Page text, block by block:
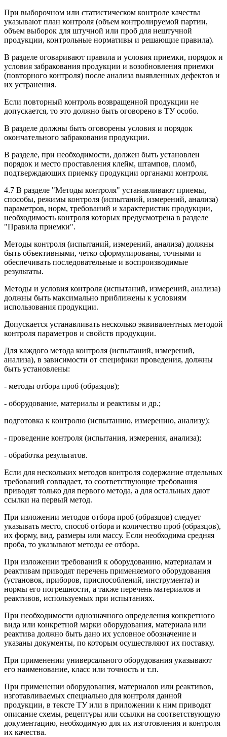
При выборочном или статистическом контроле качества
указывают план контроля (объем контролируемой партии,
объем выборок для штучной или проб для нештучной
продукции, контрольные нормативы и решающие правила).
В разделе оговаривают правила и условия приемки, порядок и
условия забракования продукции и возобновления приемки
(повторного контроля) после анализа выявленных дефектов и
их устранения.
Если повторный контроль возвращенной продукции не
допускается, то это должно быть оговорено в ТУ особо.
В разделе должны быть оговорены условия и порядок
окончательного забракования продукции.
В разделе, при необходимости, должен быть установлен
порядок и место проставления клейм, штампов, пломб,
подтверждающих приемку продукции органами контроля.
4.7 В разделе "Методы контроля" устанавливают приемы,
способы, режимы контроля (испытаний, измерений, анализа)
параметров, норм, требований и характеристик продукции,
необходимость контроля которых предусмотрена в разделе
"Правила приемки".
Методы контроля (испытаний, измерений, анализа) должны
быть объективными, четко сформулированы, точными и
обеспечивать последовательные и воспроизводимые
результаты.
Методы и условия контроля (испытаний, измерений, анализа)
должны быть максимально приближены к условиям
использования продукции.
Допускается устанавливать несколько эквивалентных методой
контроля параметров и свойств продукции.
Для каждого метода контроля (испытаний, измерений,
анализа), в зависимости от специфики проведения, должны
быть установлены:
- методы отбора проб (образцов);
- оборудование, материалы и реактивы и др.;
подготовка к контролю (испытанию, измерению, анализу);
- проведение контроля (испытания, измерения, анализа);
- обработка результатов.
Если для нескольких методов контроля содержание отдельных
требований совпадает, то соответствующие требования
приводят только для первого метода, а для остальных дают
ссылки на первый метод.
При изложении методов отбора проб (образцов) следует
указывать место, способ отбора и количество проб (образцов),
их форму, вид, размеры или массу. Если необходима средняя
проба, то указывают методы ее отбора.
При изложении требований к оборудованию, материалам и
реактивам приводят перечень применяемого оборудования
(установок, приборов, приспособлений, инструмента) и
нормы его погрешности, а также перечень материалов и
реактивов, используемых при испытаниях.
При необходимости однозначного определения конкретного
вида или конкретной марки оборудования, материала или
реактива должно быть дано их условное обозначение и
указаны документы, по которым осуществляют их поставку.
При применении универсального оборудования указывают
его наименование, класс или точность и т.п.
При применении оборудования, материалов или реактивов,
изготавливаемых специально для контроля данной
продукции, в тексте ТУ или в приложении к ним приводят
описание схемы, рецептуры или ссылки на соответствующую
документацию, необходимую для их изготовления и контроля
их качества.